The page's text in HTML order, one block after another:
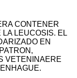
CONTENER
LEUCOSIS. EL
EN
VETENINAERE